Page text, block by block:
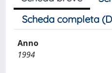
Scheda completa
Anno
1994